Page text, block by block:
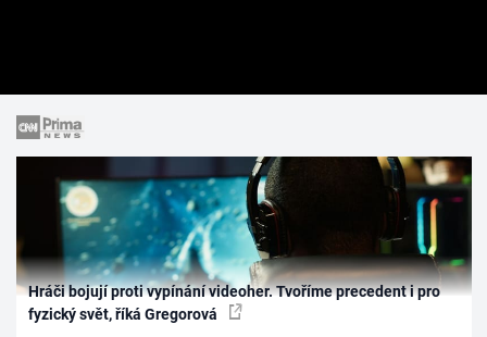
Hráči bojují proti vypínání videoher. Tvoříme precedent i pro
fyzický svět, říká Gregorová